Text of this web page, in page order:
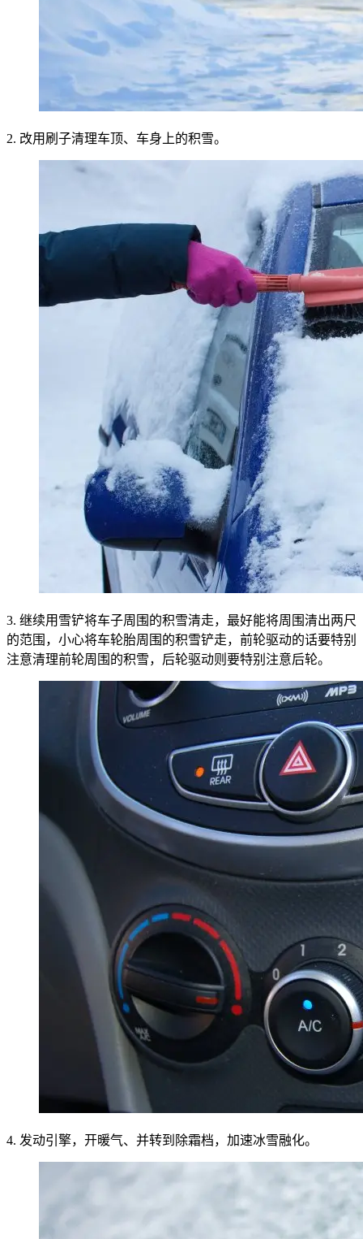
2. 改用刷子清理车顶、车身上的积雪。
3. 继续用雪铲将车子周围的积雪清走，最好能将周围清出两尺
的范围，小心将车轮胎周围的积雪铲走，前轮驱动的话要特别
注意清理前轮周围的积雪，后轮驱动则要特别注意后轮。
4. 发动引擎，开暖气、并转到除霜档，加速冰雪融化。